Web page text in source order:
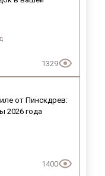
1329
от Пинскдрев:
2026 года
1400